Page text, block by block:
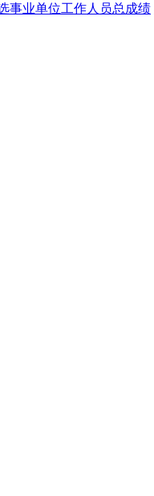
事业单位工作人员总成绩